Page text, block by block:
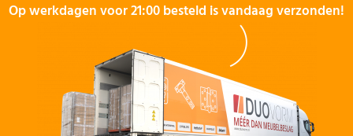
Op werkdagen voor 21:00 besteld is vandaag verzonden!